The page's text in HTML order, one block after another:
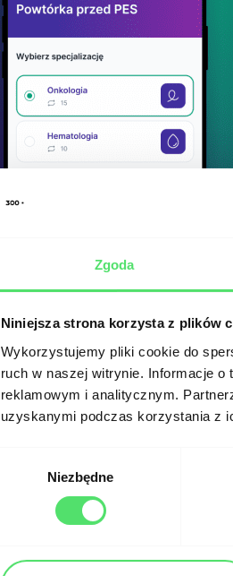
Zgoda
Niniejsza strona korzysta z plików
Wykorzystujemy pliki cookie do
ruch w naszej witrynie. Informacje
reklamowym i analitycznym.
uzyskanymi podczas korzystania z
Niezbędne
Scope &